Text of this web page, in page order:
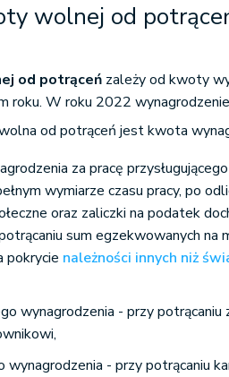
wolnej od
od potrąceń zależy od kwoty
roku. W roku 2022
od potrąceń jest kwota
za pracę
wymiarze czasu pracy, po
oraz zaliczki na podatek
sum egzekwowanych na
pokrycie należności innych niż
wynagrodzenia - przy potrącaniu
- przy potrącaniu